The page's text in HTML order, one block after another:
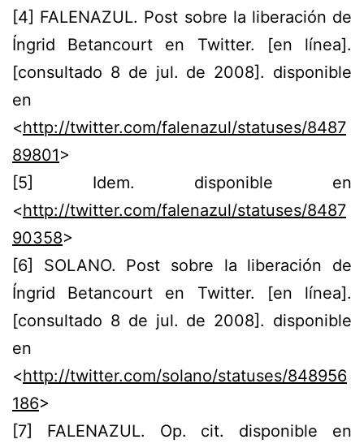
[4] FALENAZUL. Post sobre la liberación de
Íngrid Betancourt en Twitter. [en línea].
[consultado 8 de jul. de 2008]. disponible
en
<http://twitter.com/falenazul/statuses/8487
89801>
[5] Idem. disponible en
<http://twitter.com/falenazul/statuses/8487
90358>
[6] SOLANO. Post sobre la liberación de
Íngrid Betancourt en Twitter. [en línea].
[consultado 8 de jul. de 2008]. disponible
en
<http://twitter.com/solano/statuses/848956
186>
[7] FALENAZUL. Op. cit. disponible en